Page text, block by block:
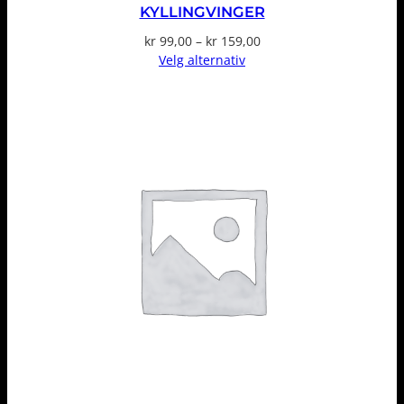
KYLLINGVINGER
kr99,00 – kr159,00Prisområde:
Velg alternativ